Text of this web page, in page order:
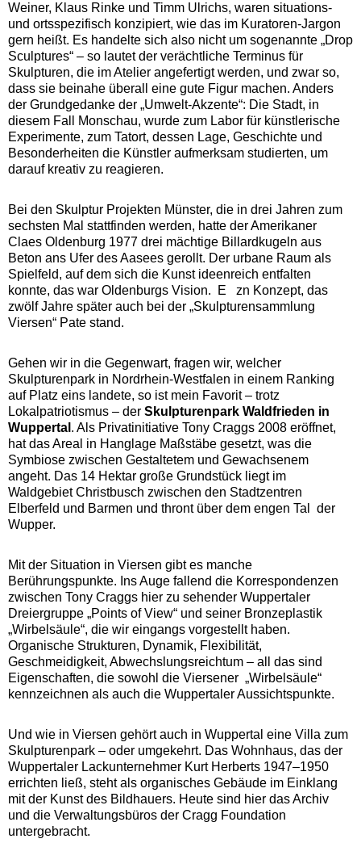
Weiner, Klaus Rinke und Timm Ulrichs, waren situations-
und ortsspezifisch konzipiert, wie das im Kuratoren-Jargon
gern heißt. Es handelte sich also nicht um sogenannte „Drop
Sculptures“ – so lautet der verächtliche Terminus für
Skulpturen, die im Atelier angefertigt werden, und zwar so,
dass sie beinahe überall eine gute Figur machen. Anders
der Grundgedanke der „Umwelt-Akzente“: Die Stadt, in
diesem Fall Monschau, wurde zum Labor für künstlerische
Experimente, zum Tatort, dessen Lage, Geschichte und
Besonderheiten die Künstler aufmerksam studierten, um
darauf kreativ zu reagieren.
Bei den Skulptur Projekten Münster, die in drei Jahren zum
sechsten Mal stattfinden werden, hatte der Amerikaner
Claes Oldenburg 1977 drei mächtige Billardkugeln aus
Beton ans Ufer des Aasees gerollt. Der urbane Raum als
Spielfeld, auf dem sich die Kunst ideenreich entfalten
konnte, das war Oldenburgs Vision. E zn Konzept, das
zwölf Jahre später auch bei der „Skulpturensammlung
Viersen“ Pate stand.
Gehen wir in die Gegenwart, fragen wir, welcher
Skulpturenpark in Nordrhein-Westfalen in einem Ranking
auf Platz eins landete, so ist mein Favorit – trotz
Lokalpatriotismus – der Skulpturenpark Waldfrieden in
Wuppertal . Als Privatinitiative Tony Craggs 2008 eröffnet,
hat das Areal in Hanglage Maßstäbe gesetzt, was die
Symbiose zwischen Gestaltetem und Gewachsenem
angeht. Das 14 Hektar große Grundstück liegt im
Waldgebiet Christbusch zwischen den Stadtzentren
Elberfeld und Barmen und thront über dem engen Tal der
Wupper.
Mit der Situation in Viersen gibt es manche
Berührungspunkte. Ins Auge fallend die Korrespondenzen
zwischen Tony Craggs hier zu sehender Wuppertaler
Dreiergruppe „Points of View“ und seiner Bronzeplastik
„Wirbelsäule“, die wir eingangs vorgestellt haben.
Organische Strukturen, Dynamik, Flexibilität,
Geschmeidigkeit, Abwechslungsreichtum – all das sind
Eigenschaften, die sowohl die Viersener „Wirbelsäule“
kennzeichnen als auch die Wuppertaler Aussichtspunkte.
Und wie in Viersen gehört auch in Wuppertal eine Villa zum
Skulpturenpark – oder umgekehrt. Das Wohnhaus, das der
Wuppertaler Lackunternehmer Kurt Herberts 1947–1950
errichten ließ, steht als organisches Gebäude im Einklang
mit der Kunst des Bildhauers. Heute sind hier das Archiv
und die Verwaltungsbüros der Cragg Foundation
untergebracht.